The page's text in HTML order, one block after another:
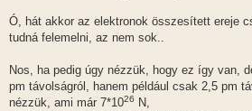
Ó, hát akkor az elektronok összesített ereje
tudná felemelni, az nem sok..
Nos, ha pedig úgy nézzük, hogy ez így van,
pm távolságról, hanem például csak 2,5 pm
nézzük, ami már 7*1026
N,